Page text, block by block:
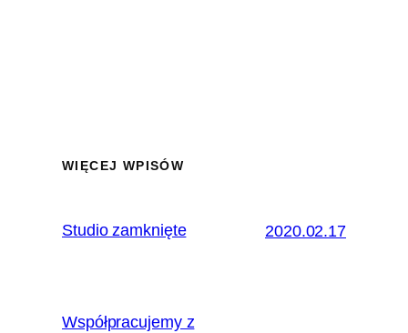
WIĘCEJ WPISÓW
Studio zamknięte 2020.02.17
Współpracujemy z